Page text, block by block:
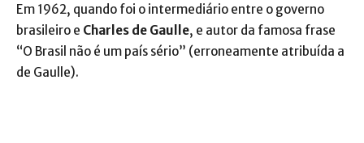
Em 1962, quando foi o intermediário entre o governo
brasileiro e Charles de Gaulle, e autor da famosa frase
“O Brasil não é um país sério” (erroneamente atribuída a
de Gaulle).